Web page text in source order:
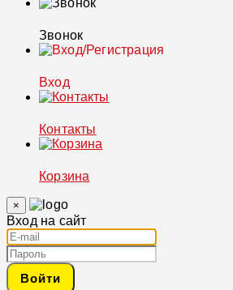
Звонок
Вход
Контакты
Корзина
×
Вход на сайт
Войти